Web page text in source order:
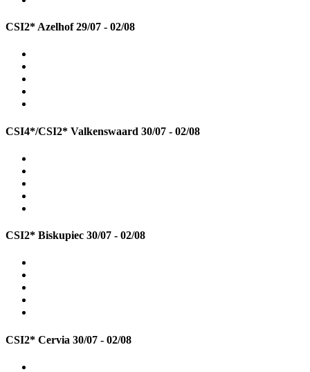
CSI2* Azelhof29/07 - 02/08
CSI4*/CSI2* Valkenswaard 30/07 - 02/08
CSI2* Biskupiec 30/07 - 02/08
CSI2* Cervia 30/07 - 02/08